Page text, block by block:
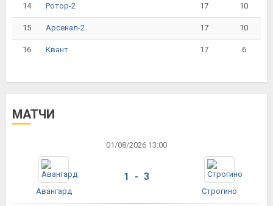
14 Ротор-2 17 10
15 Арсенал-2 17 10
16 Квант 17 6
МАТЧИ
01/08/2026 13:00
Авангард
1 - 3
Строгино